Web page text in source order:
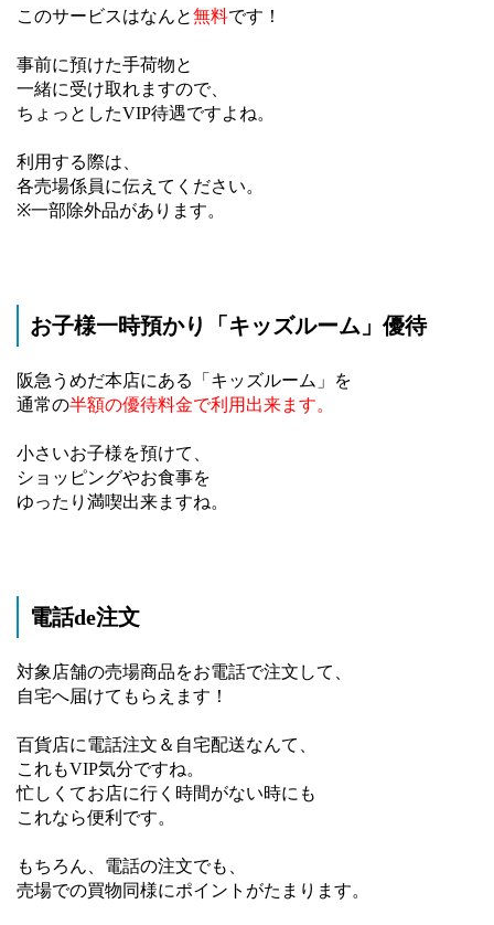
このサービスはなんと無料です！
事前に預けた手荷物と
一緒に受け取れますので、
ちょっとしたVIP待遇ですよね。
利用する際は、
各売場係員に伝えてください。
※一部除外品があります。
お子様一時預かり「キッズルーム」優待
阪急うめだ本店にある「キッズルーム」を
通常の半額の優待料金で利用出来ます。
小さいお子様を預けて、
ショッピングやお食事を
ゆったり満喫出来ますね。
電話de注文
対象店舗の売場商品をお電話で注文して、
自宅へ届けてもらえます！
百貨店に電話注文＆自宅配送なんて、
これもVIP気分ですね。
忙しくてお店に行く時間がない時にも
これなら便利です。
もちろん、電話の注文でも、
売場での買物同様にポイントがたまります。